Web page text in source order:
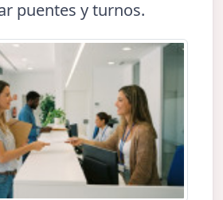
puentes y turnos.